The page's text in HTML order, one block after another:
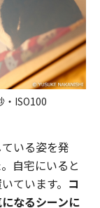
・ISO100
いる姿を発
自宅にいると
ています。 コ
なるシーンに